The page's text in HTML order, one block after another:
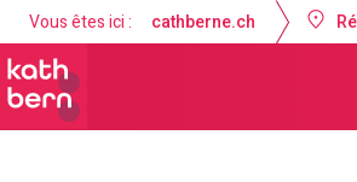
Vous êtes ici : cathberne.ch